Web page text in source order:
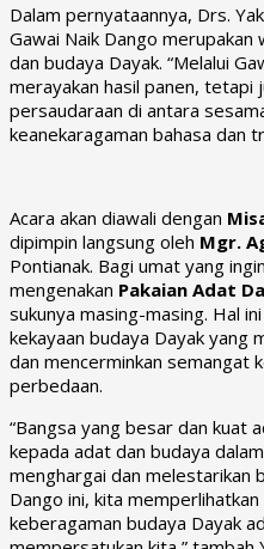
Dalam pernyataannya, Drs.
Gawai Naik Dango
dan budaya Dayak. “Melalui
merayakan hasil panen,
persaudaraan di antara
keanekaragaman bahasa dan
Acara akan diawali dengan
dipimpin langsung oleh Mgr.
Pontianak. Bagi umat yang
mengenakan Pakaian Adat
sukunya masing-masing. Hal
kekayaan budaya Dayak yang
dan mencerminkan semangat
perbedaan.
“Bangsa yang besar dan kuat
kepada adat dan budaya
menghargai dan melestarikan
Dango ini, kita
keberagaman budaya Dayak